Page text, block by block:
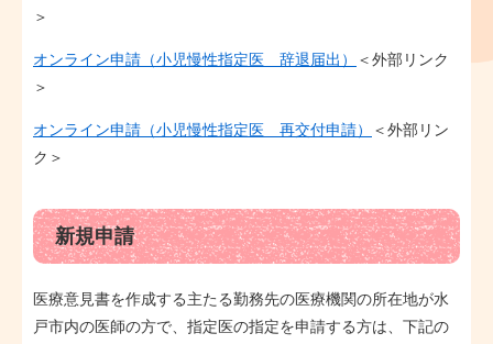
＞
オンライン申請（小児慢性指定医＿辞退届出）
＜外部リンク
＞
オンライン申請（小児慢性指定医＿再交付申請）
＜外部リン
ク＞
新規申請
医療意見書を作成する主たる勤務先の医療機関の所在地が水
戸市内の医師の方で、指定医の指定を申請する方は、下記の